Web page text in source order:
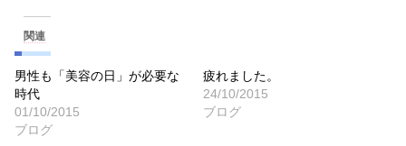
関連
男性も「美容の日」が必要な
時代
01/10/2015
ブログ
疲れました。
24/10/2015
ブログ